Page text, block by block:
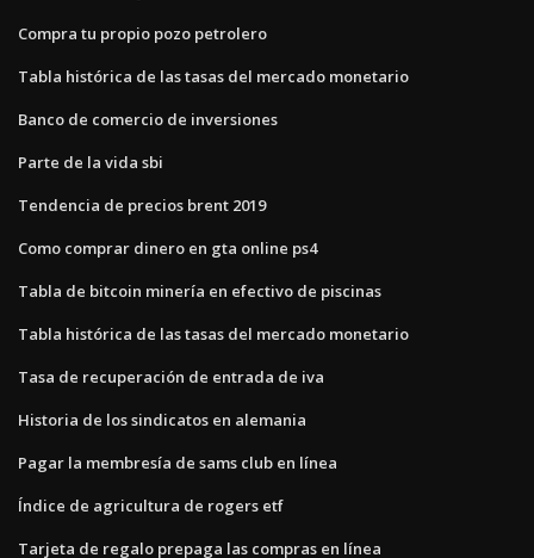
Compra tu propio pozo petrolero
Tabla histórica de las tasas del mercado monetario
Banco de comercio de inversiones
Parte de la vida sbi
Tendencia de precios brent 2019
Como comprar dinero en gta online ps4
Tabla de bitcoin minería en efectivo de piscinas
Tabla histórica de las tasas del mercado monetario
Tasa de recuperación de entrada de iva
Historia de los sindicatos en alemania
Pagar la membresía de sams club en línea
Índice de agricultura de rogers etf
Tarjeta de regalo prepaga las compras en línea